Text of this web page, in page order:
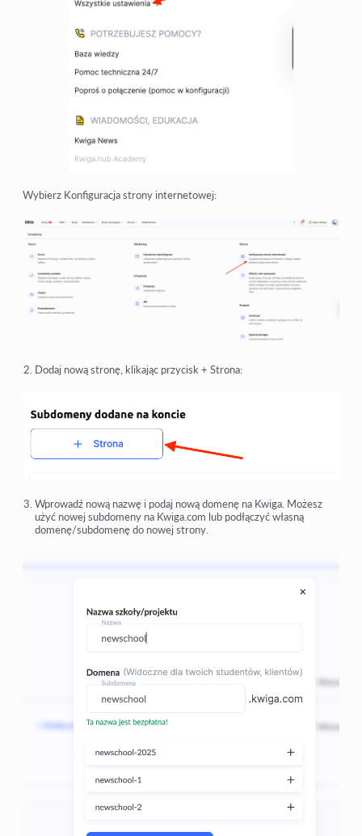
Wybierz Konfiguracja strony internetowej:
Dodaj nową stronę, klikając przycisk + Strona:
Wprowadź nową nazwę i podaj nową domenę na Kwiga. Możesz
użyć nowej subdomeny na Kwiga.com lub podłączyć własną
domenę/subdomenę do nowej strony.